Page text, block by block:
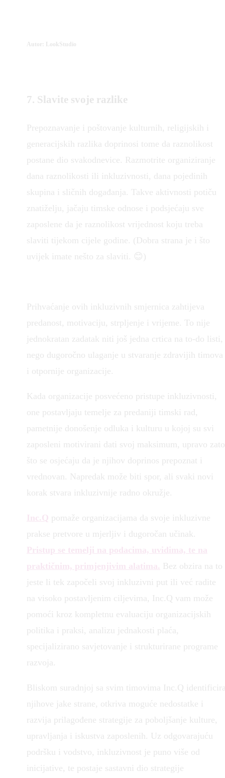
Autor: LookStudio
7. Slavite svoje razlike
Prepoznavanje i poštovanje kulturnih, religijskih i
generacijskih razlika doprinosi tome da raznolikost
postane dio svakodnevice. Razmotrite organiziranje
dana raznolikosti ili inkluzivnosti, dana pojedinih
skupina i sličnih događanja. Takve aktivnosti potiču
znatiželju, jačaju timske odnose i podsjećaju sve
zaposlene da je raznolikost vrijednost koju treba
slaviti tijekom cijele godine. (Dobra strana je i što
uvijek imate nešto za slaviti. 😊)
Prihvaćanje ovih inkluzivnih smjernica zahtijeva
predanost, motivaciju, strpljenje i vrijeme. To nije
jednokratan zadatak niti još jedna crtica na to-do listi,
nego dugoročno ulaganje u stvaranje zdravijih timova
i otpornije organizacije.
Kada organizacije posvećeno pristupe inkluzivnosti,
one postavljaju temelje za predaniji timski rad,
pametnije donošenje odluka i kulturu u kojoj su svi
zaposleni motivirani dati svoj maksimum, upravo zato
što se osjećaju da je njihov doprinos prepoznat i
vrednovan. Napredak može biti spor, ali svaki novi
korak stvara inkluzivnije radno okružje.
Inc.Q pomaže organizacijama da svoje inkluzivne
prakse pretvore u mjerljiv i dugoročan učinak.
Pristup se temelji na podacima, uvidima, te na
praktičnim, primjenjivim alatima. Bez obzira na to
jeste li tek započeli svoj inkluzivni put ili već radite
na visoko postavljenim ciljevima, Inc.Q vam može
pomoći kroz kompletnu evaluaciju organizacijskih
politika i praksi, analizu jednakosti plaća,
specijalizirano savjetovanje i strukturirane programe
razvoja.
Bliskom suradnjoj sa svim timovima Inc.Q
njihove jake strane, otkriva moguće nedostatke i
razvija prilagođene strategije za poboljšanje kulture,
upravljanja i iskustva zaposlenih. Uz odgovarajuću
podršku i vodstvo, inkluzivnost je puno više od
inicijative, te postaje sastavni dio strategije